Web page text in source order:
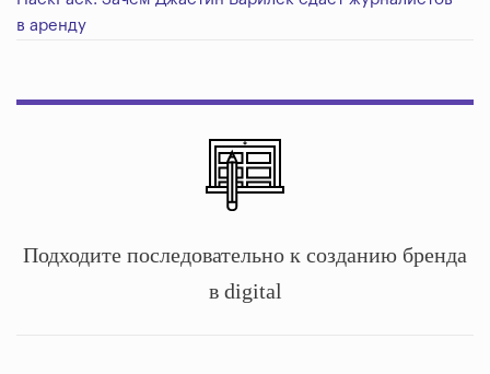
в аренду
Подходите последовательно к созданию бренда
в digital